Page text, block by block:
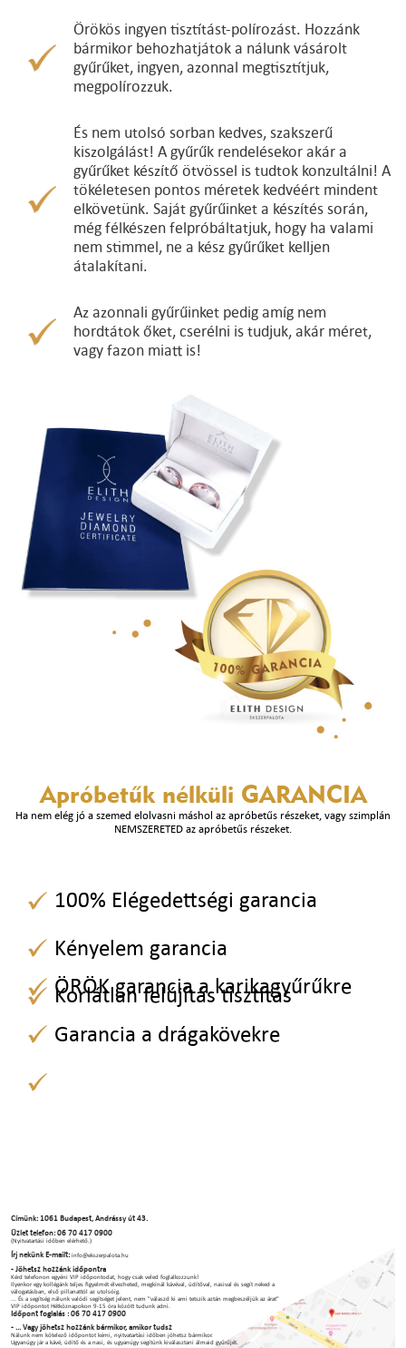
Örökös ingyen tisztítást-polírozást. Hozzánk
bármikor behozhatjátok a nálunk vásárolt
gyűrűket, ingyen, azonnal megtisztítjuk,
megpolírozzuk.
És nem utolsó sorban kedves, szakszerű
kiszolgálást! A gyűrűk rendelésekor akár a
gyűrűket készítő ötvössel is tudtok konzultálni! A
tökéletesen pontos méretek kedvéért mindent
elkövetünk. Saját gyűrűinket a készítés során,
még félkészen felpróbáltatjuk, hogy ha valami
nem stimmel, ne a kész gyűrűket kelljen
átalakítani.
Az azonnali gyűrűinket pedig amíg nem
hordtátok őket, cserélni is tudjuk, akár méret,
vagy fazon miatt is!
Apróbetűk nélküli GARANCIA
Ha nem elég jó a szemed elolvasni máshol az apróbetűs részeket, vagy szimplán
NEMSZERETED az apróbetűs részeket.
100% Elégedettségi garancia
Kényelem garancia
Korlátlan felújítás tisztítás
ÖRÖK garancia a karikagyűrűkre
Garancia a drágakövekre
Címünk: 1061 Budapest, Andrássy út 43.
Üzlet telefon: 06 70 417 0900
(Nyitvatartási időben elérhető.)
Írj nekünk E-mailt:info@ekszerpalota.hu
- Jöhetsz hozzánk időpontra
Kérd telefonon egyéni VIP időpontodat, hogy csak veled foglalkozzunk!
Ilyenkor egy kollégánk teljes figyelmét élvezheted, megkínál kávéval, üdítőval, nasival és segít neked a
válogatásban, első pillanattól az utolsóig.
... És a segítség nálunk valódi segítséget jelent, nem "válaszd ki ami tetszik aztán megbeszéljük az árat"
VIP időpontot Hétköznapokon 9-15 óra között tudunk adni.
Időpont foglalás : 06 70 417 0900
- ... Vagy jöhetsz hozzánk bármikor, amikor tudsz
Nálunk nem kötelező időpontot kérni, nyitvatartási időben jöhetsz bármikor.
Ugyanúgy jár a kávé, üdítő és a nasi, és ugyanúgy segítünk kiválasztani álmaid gyűrűjét.